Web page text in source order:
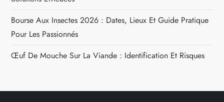
Bourse Aux Insectes 2026 : Dates, Lieux Et Guide Pratique
Pour Les Passionnés
Œuf De Mouche Sur La Viande : Identification Et Risques